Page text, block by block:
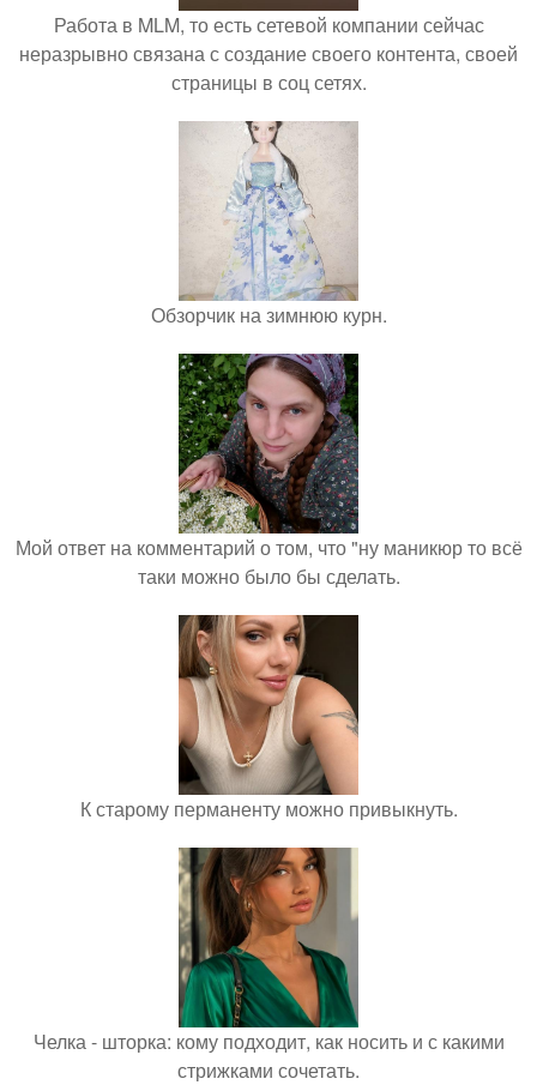
Работа в MLM, то есть сетевой компании сейчас
неразрывно связана с создание своего контента, своей
страницы в соц сетях.
Обзорчик на зимнюю курн.
Мой ответ на комментарий о том, что "ну маникюр то всё
таки можно было бы сделать.
К старому перманенту можно привыкнуть.
Челка - шторка: кому подходит, как носить и с какими
стрижками сочетать.